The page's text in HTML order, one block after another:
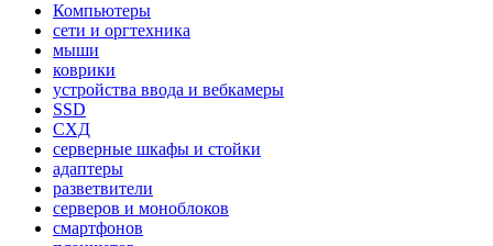
Компьютеры
сети и оргтехника
мыши
коврики
устройства ввода и вебкамеры
SSD
СХД
серверные шкафы и стойки
адаптеры
разветвители
серверов и моноблоков
смартфонов